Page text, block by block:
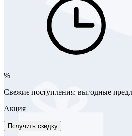
%
Свежие поступления: выгодные
Акция
Получить скидку